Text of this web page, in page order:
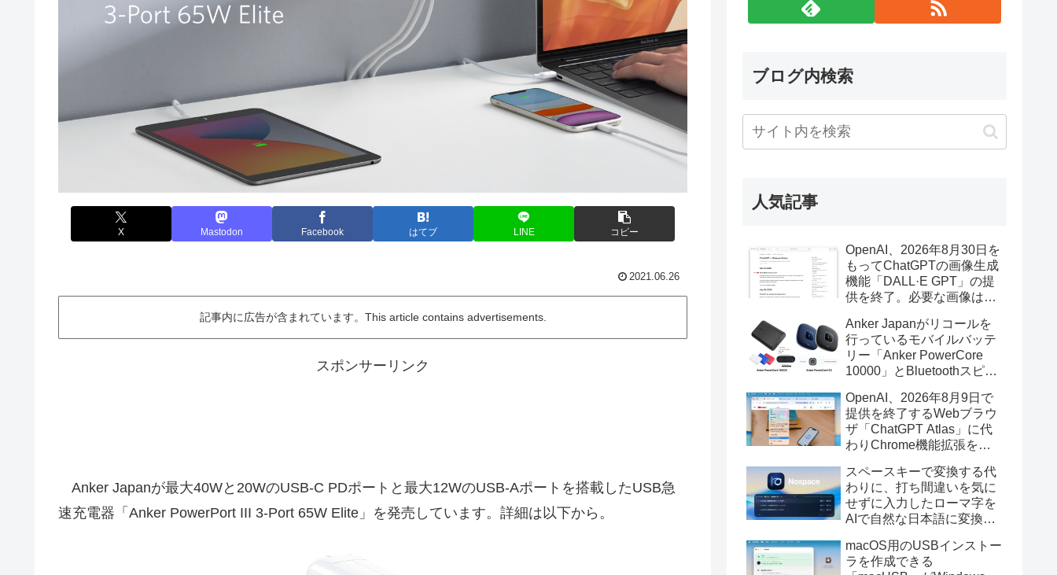
X Mastodon Facebook はてブ LINE コピー
2021.06.26
記事内に広告が含まれています。This article contains advertisements.
スポンサーリンク
Anker Japanが最大40Wと20WのUSB-C PDポートと最大12WのUSB-Aポートを搭載したUSB急
速充電器「Anker PowerPort III 3-Port 65W Elite」を発売しています。詳細は以下から。
ブログ内検索
人気記事
OpenAI、2026年8月30日を
もってChatGPTの画像生成
機能「DALL·E GPT」の提
供を終了。必要な画像は期
Anker Japanがリコールを
行っているモバイルバッテ
リー「Anker PowerCore
10000」とBluetoothスピー
辺を焼損する火災が6月に3
件発生していたそうなので
注意を。
OpenAI、2026年8月9日で
提供を終了するWebブラウ
ザ「ChatGPT Atlas」に代
わりChrome機能拡張をア
画の質問やAsk ChatGPT機
能を追加。
スペースキーで変換する代
わりに、打ち間違いを気に
せずに入力したローマ字を
AIで自然な日本語に変換し
力アプリ「Nospace」がリ
リース。
macOS用のUSBインストー
ラを作成できる